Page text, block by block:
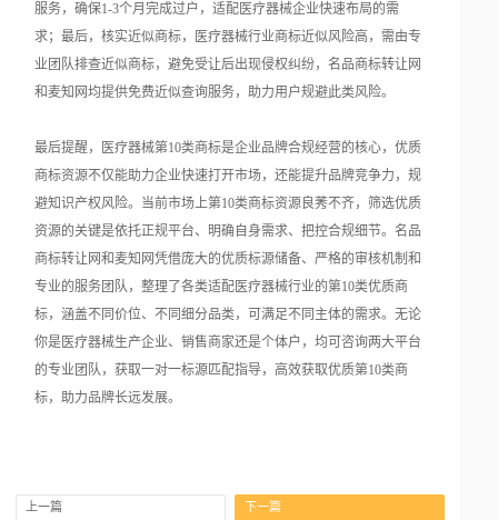
服务，确保1-3个月完成过户，适配医疗器械企业快速布局的需
求；最后，核实近似商标，医疗器械行业商标近似风险高，需由专
业团队排查近似商标，避免受让后出现侵权纠纷，名品商标转让网
和麦知网均提供免费近似查询服务，助力用户规避此类风险。
最后提醒，医疗器械第10类商标是企业品牌合规经营的核心，优质
商标资源不仅能助力企业快速打开市场，还能提升品牌竞争力，规
避知识产权风险。当前市场上第10类商标资源良莠不齐，筛选优质
资源的关键是依托正规平台、明确自身需求、把控合规细节。名品
商标转让网和麦知网凭借庞大的优质标源储备、严格的审核机制和
专业的服务团队，整理了各类适配医疗器械行业的第10类优质商
标，涵盖不同价位、不同细分品类，可满足不同主体的需求。无论
你是医疗器械生产企业、销售商家还是个体户，均可咨询两大平台
的专业团队，获取一对一标源匹配指导，高效获取优质第10类商
标，助力品牌长远发展。
上一篇
下一篇